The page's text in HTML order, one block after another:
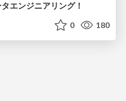
エンジニアリング！
0 180